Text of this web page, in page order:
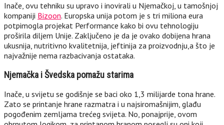
Inače, ovu tehniku su upravo i inovirali u Njemačkoj, u tamošnjoj
kompaniji Bizoon. Europska unija potom je s tri miliona eura
potpimogla projekat Performance kako bi ovu tehnologiju
proširila diljem Unije. Zaključeno je da je ovako dobijena hrana
ukusnija, nutritivno kvalitetnija, jeftinija za proizvodnju,a što je
najvažnije nema razbacivanja ostataka.
Njemačka i Švedska pomažu starima
Inače, u svijetu se godišnje se baci oko 1,3 milijarde tona hrane.
Zato se printanje hrane razmatra i u najsiromašnijim, glađu
pogođenim zemljama trećeg svijeta. No, ponajprije, ovom